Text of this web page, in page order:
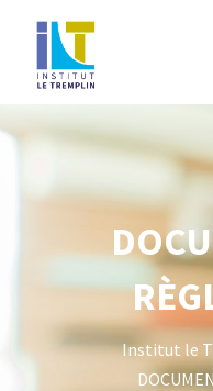
Institut le